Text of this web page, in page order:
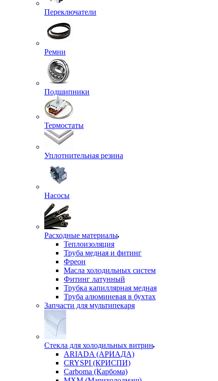
Переключатели
Ремни
Подшипники
Термостаты
Уплотнительная резина
Насосы
Расходные материалы
Теплоизоляция
Труба медная и фитинг
Фреон
Масла холодильных систем
Фитинг латунный
Трубка капиллярная медная
Труба алюминевая в бухтах
Запчасти для мультипекаря
Стекла для холодильных витрин
ARIADA (АРИАДА)
CRYSPI (КРИСПИ)
Carboma (Карбома)